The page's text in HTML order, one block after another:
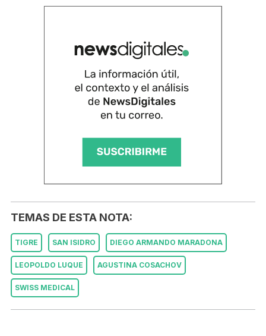
TEMAS DE ESTA NOTA:
TIGRE SAN ISIDRO DIEGO ARMANDO MARADONA
LEOPOLDO LUQUE AGUSTINA COSACHOV
SWISS MEDICAL